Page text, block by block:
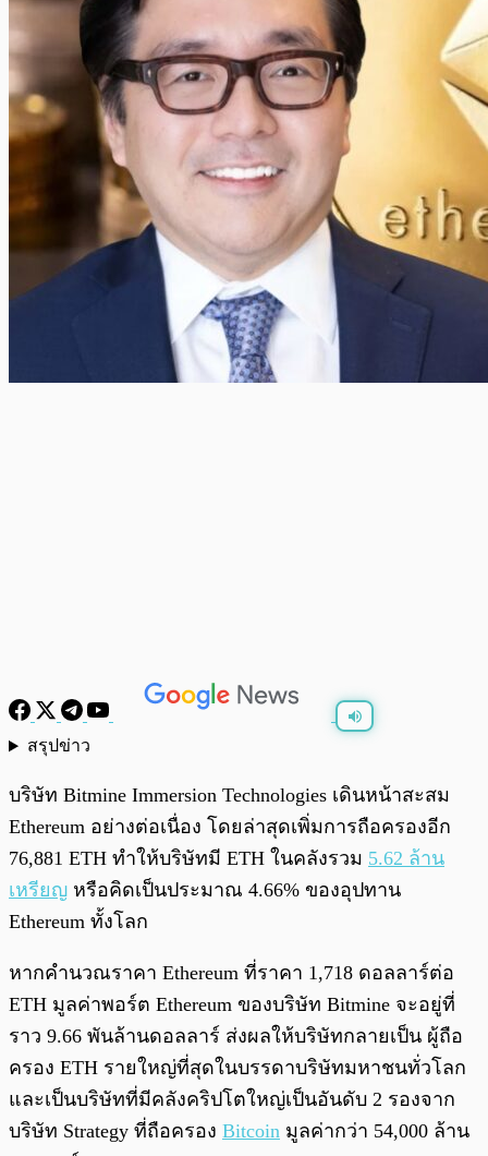
สรุปข่าว
บริษัท Bitmine Immersion Technologies เดินหน้าสะสม
Ethereum อย่างต่อเนื่อง โดยล่าสุดเพิ่มการถือครองอีก
76,881 ETH ทำให้บริษัทมี ETH ในคลังรวม 5.62 ล้าน
เหรียญ หรือคิดเป็นประมาณ 4.66% ของอุปทาน
Ethereum ทั้งโลก
หากคำนวณราคา Ethereum ที่ราคา 1,718 ดอลลาร์ต่อ
ETH มูลค่าพอร์ต Ethereum ของบริษัท Bitmine จะอยู่ที่
ราว 9.66 พันล้านดอลลาร์ ส่งผลให้บริษัทกลายเป็น ผู้ถือ
ครอง ETH รายใหญ่ที่สุดในบรรดาบริษัทมหาชนทั่วโลก
และเป็นบริษัทที่มีคลังคริปโตใหญ่เป็นอันดับ 2 รองจาก
บริษัท Strategy ที่ถือครอง Bitcoin มูลค่ากว่า 54,000 ล้าน